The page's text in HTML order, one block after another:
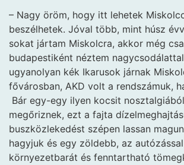
– Nagy öröm, hogy itt lehetek
beszélhetek. Jóval több, mint húsz
sokat jártam Miskolcra, akkor még
budapestiként néztem
ugyanolyan kék Ikarusok járnak
fővárosban, AKD volt a rendszámuk,
Bár egy-egy ilyen kocsit
megőriznek, ezt a fajta
buszközlekedést szépen lassan
hagyjuk és egy zöldebb, az
környezetbarát és fenntartható